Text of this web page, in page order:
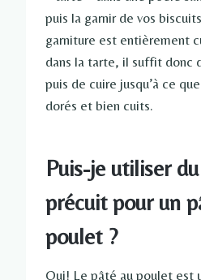
puis la garnir de vos
garniture est entièrement
dans la tarte, il suffit donc
puis de cuire jusqu’à ce
dorés et bien cuits.
Puis-je utiliser
précuit pour un
poulet ?
Oui! Le pâté au poulet est